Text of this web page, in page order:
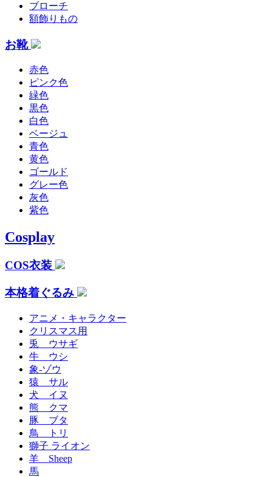
ブローチ
額飾りもの
お靴
赤色
ピンク色
緑色
黒色
白色
ベージュ
青色
黄色
ゴールド
グレー色
灰色
紫色
Cosplay
COS衣装
本格着ぐるみ
アニメ・キャラクター
クリスマス用
兎 ウサギ
牛 ウシ
象-ゾウ
猿 サル
犬 イヌ
熊 クマ
豚 ブタ
鳥 トリ
獅子 ライオン
羊 Sheep
馬